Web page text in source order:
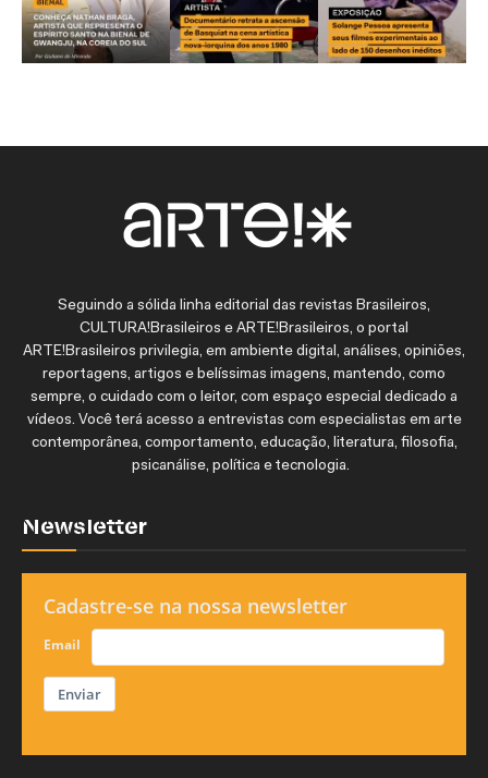
Seguindo a sólida linha editorial das revistas Brasileiros,
CULTURA!Brasileiros e ARTE!Brasileiros, o portal
ARTE!Brasileiros privilegia, em ambiente digital, análises, opiniões,
reportagens, artigos e belíssimas imagens, mantendo, como
sempre, o cuidado com o leitor, com espaço especial dedicado a
vídeos. Você terá acesso a entrevistas com especialistas em arte
contemporânea, comportamento, educação, literatura, filosofia,
psicanálise, política e tecnologia.
Newsletter
Cadastre-se na nossa newsletter
Email
Enviar